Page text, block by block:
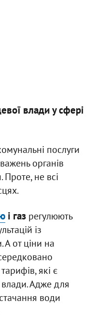
влади у сфері
послуги
органів
не всі
і газрегулюють
із
от ціни на
які є
Адже для
води